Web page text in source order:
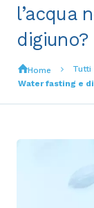
l’acqua
digiuno?
Home Tutti
Water fasting e